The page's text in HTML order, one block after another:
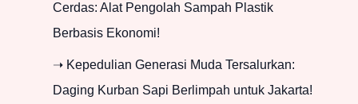
Cerdas: Alat Pengolah Sampah Plastik
Berbasis Ekonomi!
➝ Kepedulian Generasi Muda Tersalurkan:
Daging Kurban Sapi Berlimpah untuk Jakarta!